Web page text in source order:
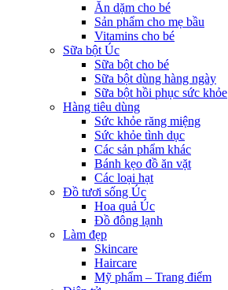
Ăn dặm cho bé
Sản phẩm cho mẹ bầu
Vitamins cho bé
Sữa bột Úc
Sữa bột cho bé
Sữa bột dùng hàng ngày
Sữa bột hồi phục sức khỏe
Hàng tiêu dùng
Sức khỏe răng miệng
Sức khỏe tình dục
Các sản phẩm khác
Bánh kẹo đồ ăn vặt
Các loại hạt
Đồ tươi sống Úc
Hoa quả Úc
Đồ đông lạnh
Làm đẹp
Skincare
Haircare
Mỹ phẩm – Trang điểm